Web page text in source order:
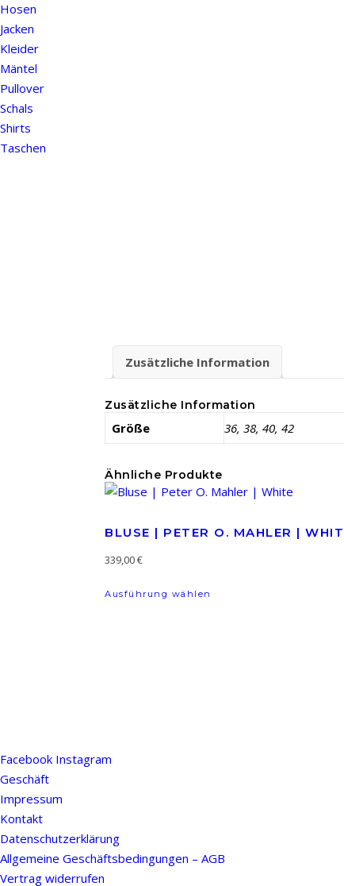
Hosen
Jacken
Kleider
Mäntel
Pullover
Schals
Shirts
Taschen
Zusätzliche Information
Zusätzliche Information
Größe 36, 38, 40, 42
Ähnliche Produkte
BLUSE | PETER O. MAHLER |
339,00€
Ausführung wählen
Dieses Produkt weist
Facebook Instagram
Geschäft
Impressum
Kontakt
Datenschutzerklärung
Allgemeine Geschäftsbedingungen – AGB
Vertrag widerrufen